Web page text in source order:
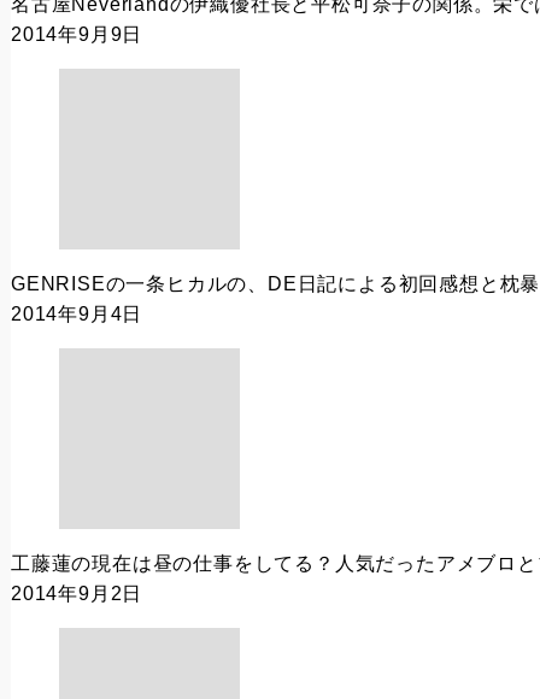
名古屋Neverlandの伊織優社長と平松可奈子の関係。栄
2014年9月9日
GENRISEの一条ヒカルの、DE日記による初回感想と枕
2014年9月4日
工藤蓮の現在は昼の仕事をしてる？人気だったアメブロ
2014年9月2日